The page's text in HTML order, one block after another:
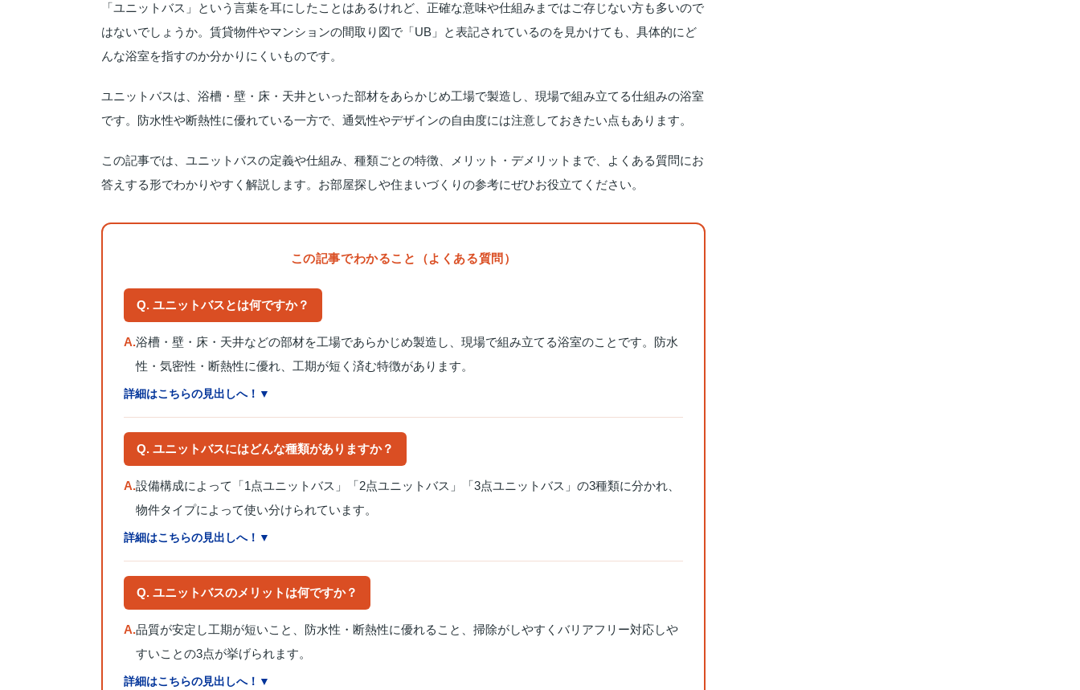
「ユニットバス」という言葉を耳にしたことはあるけれど、正確な意味や仕組みまではご存じない方も多いので
はないでしょうか。賃貸物件やマンションの間取り図で「UB」と表記されているのを見かけても、具体的にど
んな浴室を指すのか分かりにくいものです。
ユニットバスは、浴槽・壁・床・天井といった部材をあらかじめ工場で製造し、現場で組み立てる仕組みの浴室
です。防水性や断熱性に優れている一方で、通気性やデザインの自由度には注意しておきたい点もあります。
この記事では、ユニットバスの定義や仕組み、種類ごとの特徴、メリット・デメリットまで、よくある質問にお
答えする形でわかりやすく解説します。お部屋探しや住まいづくりの参考にぜひお役立てください。
この記事でわかること（よくある質問）
Q. ユニットバスとは何ですか？
A.浴槽・壁・床・天井などの部材を工場であらかじめ製造し、現場で組み立てる浴室のことです。防水
性・気密性・断熱性に優れ、工期が短く済む特徴があります。
詳細はこちらの見出しへ！▼
Q. ユニットバスにはどんな種類がありますか？
A.設備構成によって「1点ユニットバス」「2点ユニットバス」「3点ユニットバス」の3種類に分かれ、
物件タイプによって使い分けられています。
詳細はこちらの見出しへ！▼
Q. ユニットバスのメリットは何ですか？
A.品質が安定し工期が短いこと、防水性・断熱性に優れること、掃除がしやすくバリアフリー対応しや
すいことの3点が挙げられます。
詳細はこちらの見出しへ！▼